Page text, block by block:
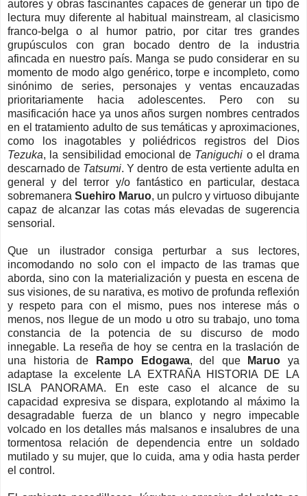
autores y obras fascinantes capaces de generar un tipo de
lectura muy diferente al habitual mainstream, al clasicismo
franco-belga o al humor patrio, por citar tres grandes
grupúsculos con gran bocado dentro de la industria
afincada en nuestro país. Manga se pudo considerar en su
momento de modo algo genérico, torpe e incompleto, como
sinónimo de series, personajes y ventas encauzadas
prioritariamente hacia adolescentes. Pero con su
masificación hace ya unos años surgen nombres centrados
en el tratamiento adulto de sus temáticas y aproximaciones,
como los inagotables y poliédricos registros del Dios
Tezuka, la sensibilidad emocional de Taniguchi o el drama
descarnado de Tatsumi. Y dentro de esta vertiente adulta en
general y del terror y/o fantástico en particular, destaca
sobremanera Suehiro Maruo, un pulcro y virtuoso dibujante
capaz de alcanzar las cotas más elevadas de sugerencia
sensorial.
Que un ilustrador consiga perturbar a sus lectores,
incomodando no solo con el impacto de las tramas que
aborda, sino con la materialización y puesta en escena de
sus visiones, de su narativa, es motivo de profunda reflexión
y respeto para con el mismo, pues nos interese más o
menos, nos llegue de un modo u otro su trabajo, uno toma
constancia de la potencia de su discurso de modo
innegable. La reseña de hoy se centra en la traslación de
una historia de
Rampo Edogawa, del que Maruo ya
adaptase la excelente LA EXTRAÑA HISTORIA DE LA
ISLA PANORAMA. En este caso el alcance de su
capacidad expresiva se dispara, explotando al máximo la
desagradable fuerza de un blanco y negro impecable
volcado en los detalles más malsanos e insalubres de una
tormentosa relación de dependencia entre un soldado
mutilado y su mujer, que lo cuida, ama y odia hasta perder
el control.